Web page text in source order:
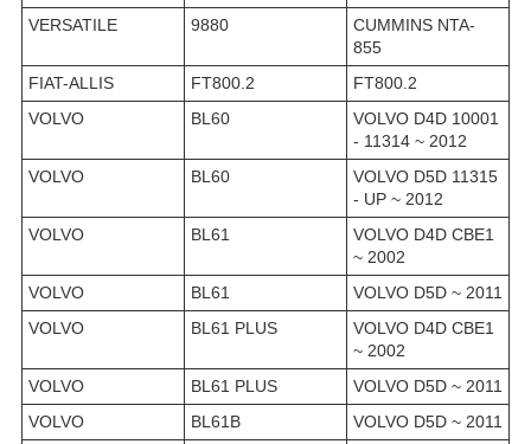
VERSATILE
9880
CUMMINS NTA-
855
FIAT-ALLIS
FT800.2
FT800.2
VOLVO
BL60
VOLVO D4D 10001
- 11314 ~ 2012
VOLVO
BL60
VOLVO D5D 11315
- UP ~ 2012
VOLVO
BL61
VOLVO D4D CBE1
~ 2002
VOLVO
BL61
VOLVO D5D ~ 2011
VOLVO
BL61 PLUS
VOLVO D4D CBE1
~ 2002
VOLVO
BL61 PLUS
VOLVO D5D ~ 2011
VOLVO
BL61B
VOLVO D5D ~ 2011